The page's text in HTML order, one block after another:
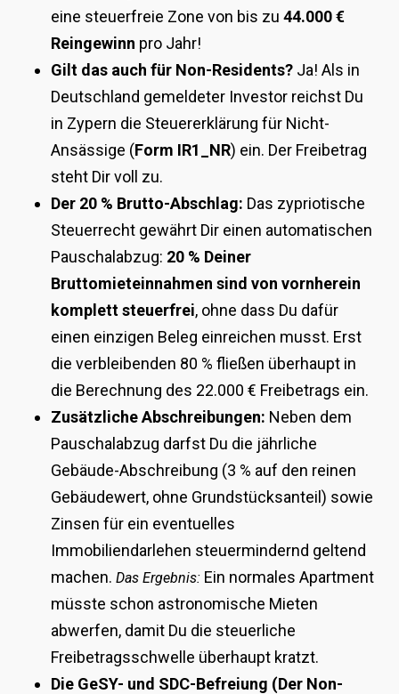
eine steuerfreie Zone von bis zu 44.000 €
Reingewinn pro Jahr!
Gilt das auch für Non-Residents?Ja! Als in
Deutschland gemeldeter Investor reichst Du
in Zypern die Steuererklärung für Nicht-
Ansässige (Form IR1_NR) ein. Der Freibetrag
steht Dir voll zu.
Der 20 % Brutto-Abschlag: Das zypriotische
Steuerrecht gewährt Dir einen automatischen
Pauschalabzug: 20 % Deiner
Bruttomieteinnahmen sind von vornherein
komplett steuerfrei, ohne dass Du dafür
einen einzigen Beleg einreichen musst. Erst
die verbleibenden 80 % fließen überhaupt in
die Berechnung des 22.000 € Freibetrags ein.
Zusätzliche Abschreibungen: Neben dem
Pauschalabzug darfst Du die jährliche
Gebäude-Abschreibung (3 % auf den reinen
Gebäudewert, ohne Grundstücksanteil) sowie
Zinsen für ein eventuelles
Immobiliendarlehen steuermindernd geltend
machen. Das Ergebnis:Ein normales Apartment
müsste schon astronomische Mieten
abwerfen, damit Du die steuerliche
Freibetragsschwelle überhaupt kratzt.
Die GeSY- und SDC-Befreiung (Der Non-